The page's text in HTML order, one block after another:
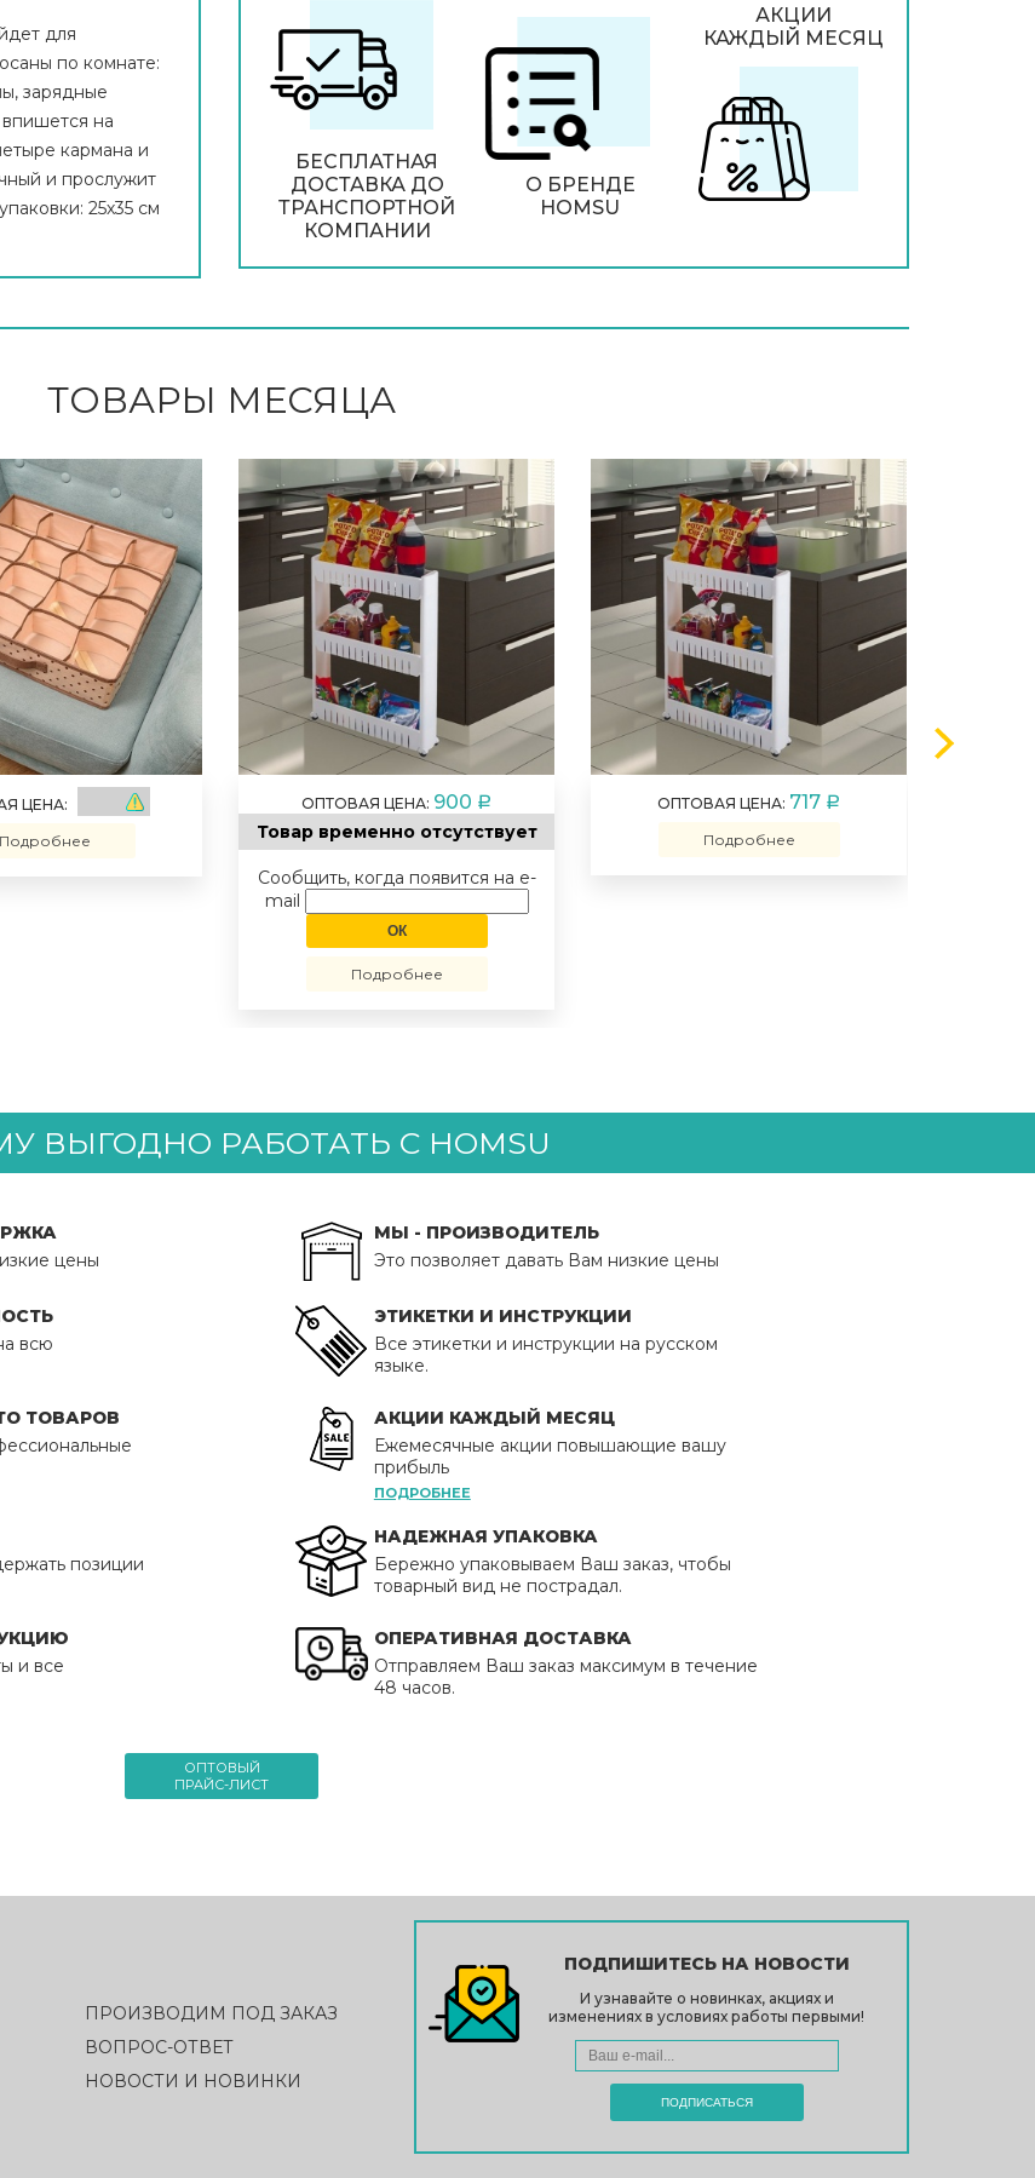
для
по комнате:
зарядные
на
кармана и
и прослужит
25х35 см
БЕСПЛАТНАЯ
ДОСТАВКА ДО
ТРАНСПОРТНОЙ
КОМПАНИИ
О БРЕНДЕ
HOMSU
АКЦИИ
КАЖДЫЙ МЕСЯЦ
ТОВАРЫ МЕСЯЦА
ЦЕНА:
Подробнее
ОПТОВАЯ ЦЕНА: 900 a
Товар временно отсутствует
Сообщить, когда появится на e-
mail
Подробнее
ОПТОВАЯ ЦЕНА: 717 a
Подробнее
ВЫГОДНО РАБОТАТЬ С HOMSU
цены
МЫ - ПРОИЗВОДИТЕЛЬ
Это позволяет давать Вам низкие цены
всю
ЭТИКЕТКИ И ИНСТРУКЦИИ
Все этикетки и инструкции на русском
языке.
ТОВАРОВ
АКЦИИ КАЖДЫЙ МЕСЯЦ
Ежемесячные акции повышающие вашу
прибыль
ПОДРОБНЕЕ
позиции
НАДЕЖНАЯ УПАКОВКА
Бережно упаковываем Ваш заказ, чтобы
товарный вид не пострадал.
и все
ОПЕРАТИВНАЯ ДОСТАВКА
Отправляем Ваш заказ максимум в течение
48 часов.
ОПТОВЫЙ
ПРАЙС-ЛИСТ
ПРОИЗВОДИМ ПОД ЗАКАЗ
ВОПРОС-ОТВЕТ
НОВОСТИ И НОВИНКИ
ПОДПИШИТЕСЬ НА НОВОСТИ
И узнавайте о новинках, акциях и
изменениях в условиях работы первыми!